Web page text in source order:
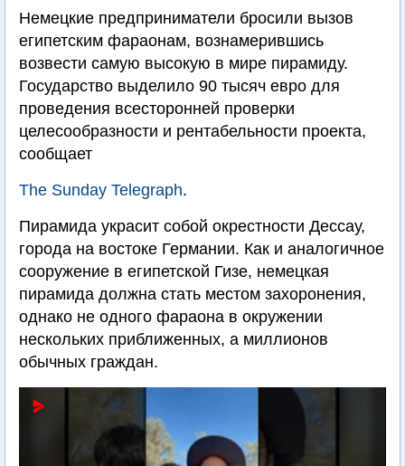
Немецкие предприниматели бросили вызов
египетским фараонам, вознамерившись
возвести самую высокую в мире пирамиду.
Государство выделило 90 тысяч евро для
проведения всесторонней проверки
целесообразности и рентабельности проекта,
сообщает
The Sunday Telegraph.
Пирамида украсит собой окрестности Дессау,
города на востоке Германии. Как и аналогичное
сооружение в египетской Гизе, немецкая
пирамида должна стать местом захоронения,
однако не одного фараона в окружении
нескольких приближенных, а миллионов
обычных граждан.